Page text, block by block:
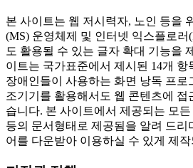
본 사이트는 웹 저시력자, 노인 등을
(MS) 운영체제 및 인터넷 익스플로러
도 활용될 수 있는 글자 확대 기능을
이트는 국가표준에서 제시된 14개
장애인들이 사용하는 화면 낭독 프로
조기기를 활용해서도 웹 콘텐츠에 접
습니다. 본 사이트에서 제공되는 모
등의 문서형태로 제공됨을 알려 드리
어를 다운받아 이용하실 수 있게 제